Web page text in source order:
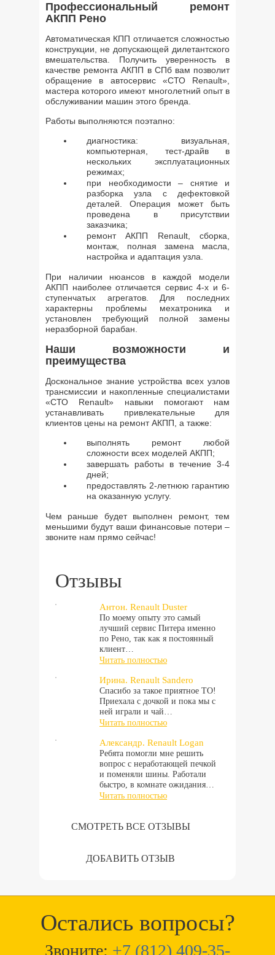
Профессиональный ремонт
АКПП Рено
Автоматическая КПП отличается сложностью
конструкции, не допускающей дилетантского
вмешательства. Получить уверенность в
качестве ремонта АКПП в СПб вам позволит
обращение в автосервис «СТО Renault»,
мастера которого имеют многолетний опыт в
обслуживании машин этого бренда.
Работы выполняются поэтапно:
диагностика: визуальная,
компьютерная, тест-драйв в
нескольких эксплуатационных
режимах;
при необходимости – снятие и
разборка узла с дефектовкой
деталей. Операция может быть
проведена в присутствии
заказчика;
ремонт АКПП Renault, сборка,
монтаж, полная замена масла,
настройка и адаптация узла.
При наличии нюансов в каждой модели
АКПП наиболее отличается сервис 4-х и 6-
ступенчатых агрегатов. Для последних
характерны проблемы мехатроника и
установлен требующий полной замены
неразборной барабан.
Наши возможности и
преимущества
Доскональное знание устройства всех узлов
трансмиссии и накопленные специалистами
«СТО Renault» навыки помогают нам
устанавливать привлекательные для
клиентов цены на ремонт АКПП, а также:
выполнять ремонт любой
сложности всех моделей АКПП;
завершать работы в течение 3-4
дней;
предоставлять 2-летнюю гарантию
на оказанную услугу.
Чем раньше будет выполнен ремонт, тем
меньшими будут ваши финансовые потери –
звоните нам прямо сейчас!
Отзывы
Антон. Renault Duster
По моему опыту это самый
лучший сервис Питера именно
по Рено, так как я постоянный
клиент…
Читать полностью
Ирина. Renault Sandero
Спасибо за такое приятное ТО!
Приехала с дочкой и пока мы с
ней играли и чай…
Читать полностью
Александр. Renault Logan
Ребята помогли мне решить
вопрос с неработающей печкой
и поменяли шины. Работали
быстро, в комнате ожидания…
Читать полностью
СМОТРЕТЬ ВСЕ ОТЗЫВЫ
ДОБАВИТЬ ОТЗЫВ
Остались вопросы?
Звоните: +7 (812) 409-35-